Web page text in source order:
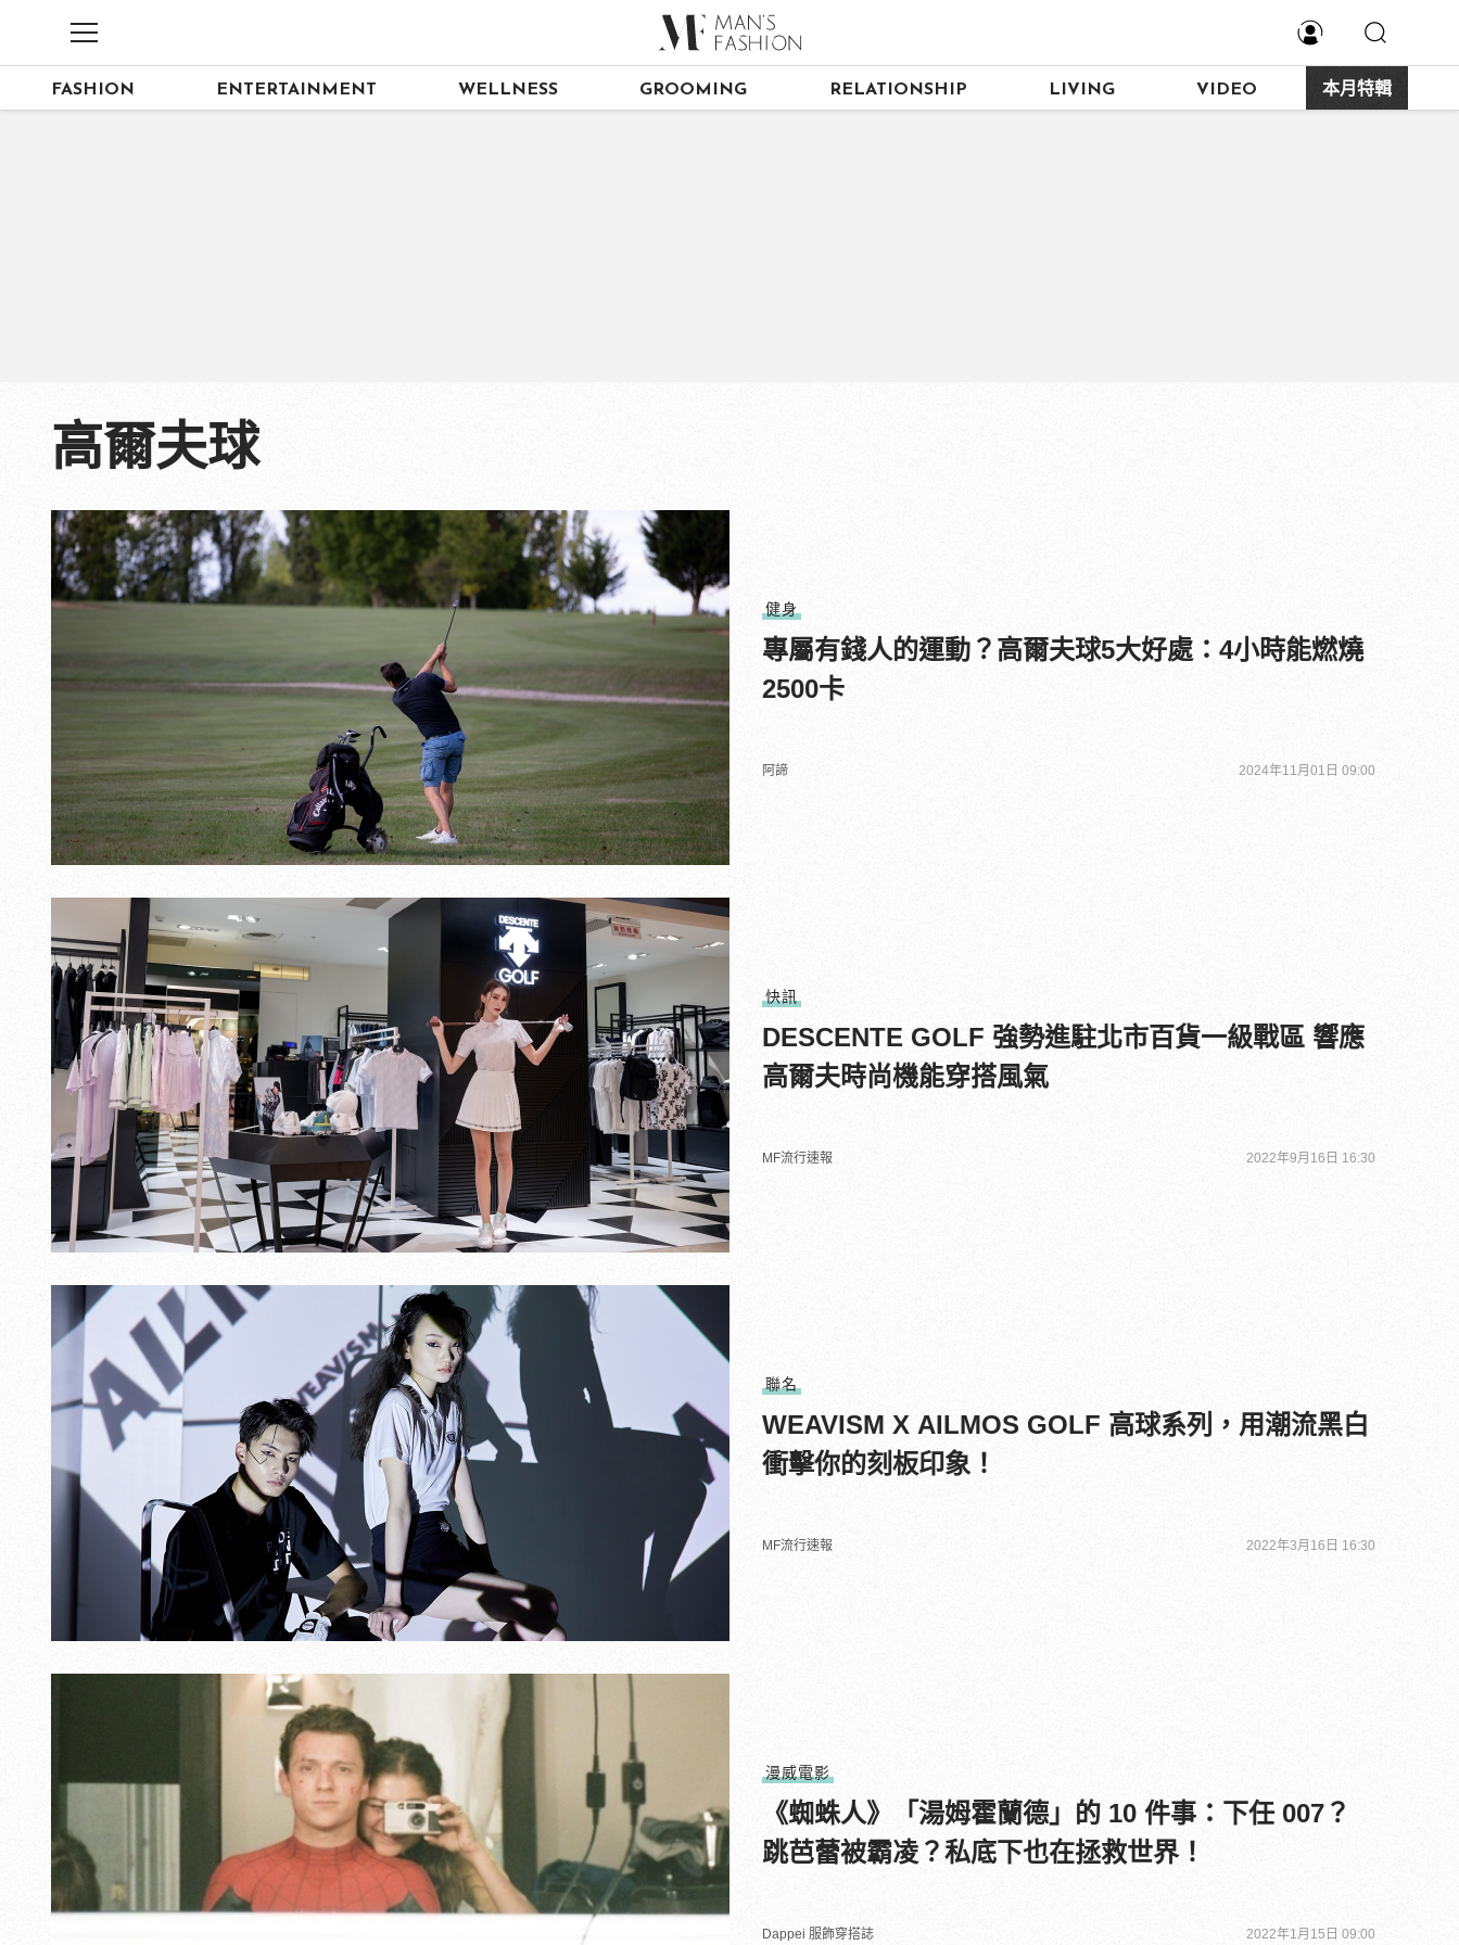
FASHION ENTERTAINMENT WELLNESS GROOMING RELATIONSHIP LIVING VIDEO 本月特輯
高爾夫球
健身
專屬有錢人的運動？高爾夫球5大好處：4小時能燃燒
2500卡
阿諦 2024年11月01日 09:00
快訊
DESCENTE GOLF 強勢進駐北市百貨一級戰區 響應
高爾夫時尚機能穿搭風氣
MF流行速報 2022年9月16日 16:30
聯名
WEAVISM X AILMOS GOLF 高球系列，用潮流黑白
衝擊你的刻板印象！
MF流行速報 2022年3月16日 16:30
漫威電影
《蜘蛛人》「湯姆霍蘭德」的 10 件事：下任 007？
跳芭蕾被霸凌？私底下也在拯救世界！
Dappei 服飾穿搭誌 2022年1月15日 09:00